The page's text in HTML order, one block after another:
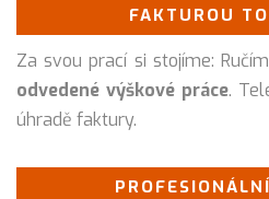
FAKTUROU
Za svou prací si stojíme:
odvedené výškové práce.
úhradě faktury.